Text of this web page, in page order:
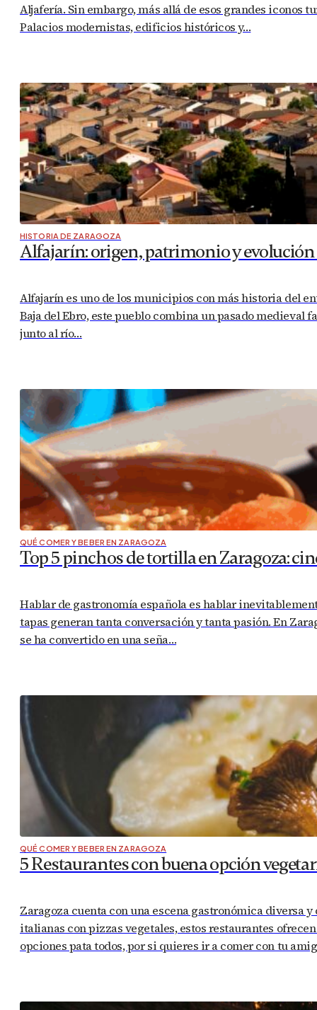
Aljafería. Sin embargo, más allá de esos grandes
Palacios modernistas, edificios históricos y…
HISTORIA DE ZARAGOZA
Alfajarín: origen, patrimonio y evolución
Alfajarín es uno de los municipios con más historia del
Baja del Ebro, este pueblo combina un pasado
junto al río…
QUÉ COMER Y BEBER EN ZARAGOZA
Top 5 pinchos de tortilla en Zaragoza:
Hablar de gastronomía española es hablar
tapas generan tanta conversación y tanta pasión. En
se ha convertido en una seña…
QUÉ COMER Y BEBER EN ZARAGOZA
5 Restaurantes con buena opción
Zaragoza cuenta con una escena gastronómica diversa
italianas con pizzas vegetales, estos restaurantes
opciones pata todos, por si quieres ir a comer con tu